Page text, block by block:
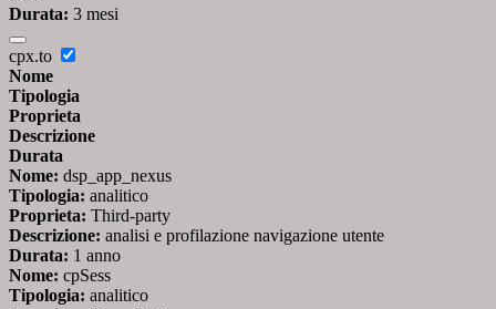
Durata: 3 mesi
cpx.to
Nome
Tipologia
Proprieta
Descrizione
Durata
Nome: dsp_app_nexus
Tipologia: analitico
Proprieta: Third-party
Descrizione: analisi e profilazione navigazione utente
Durata: 1 anno
Nome: cpSess
Tipologia: analitico